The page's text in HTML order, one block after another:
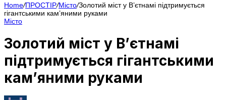
Home/ПРОСТІР/Місто/Золотий міст у В’єтнамі підтримується
гігантськими кам’яними руками
Місто
Золотий міст у В’єтнамі
підтримується гігантськими
кам’яними руками